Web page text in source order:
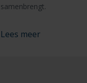
samenbrengt.
Lees meer